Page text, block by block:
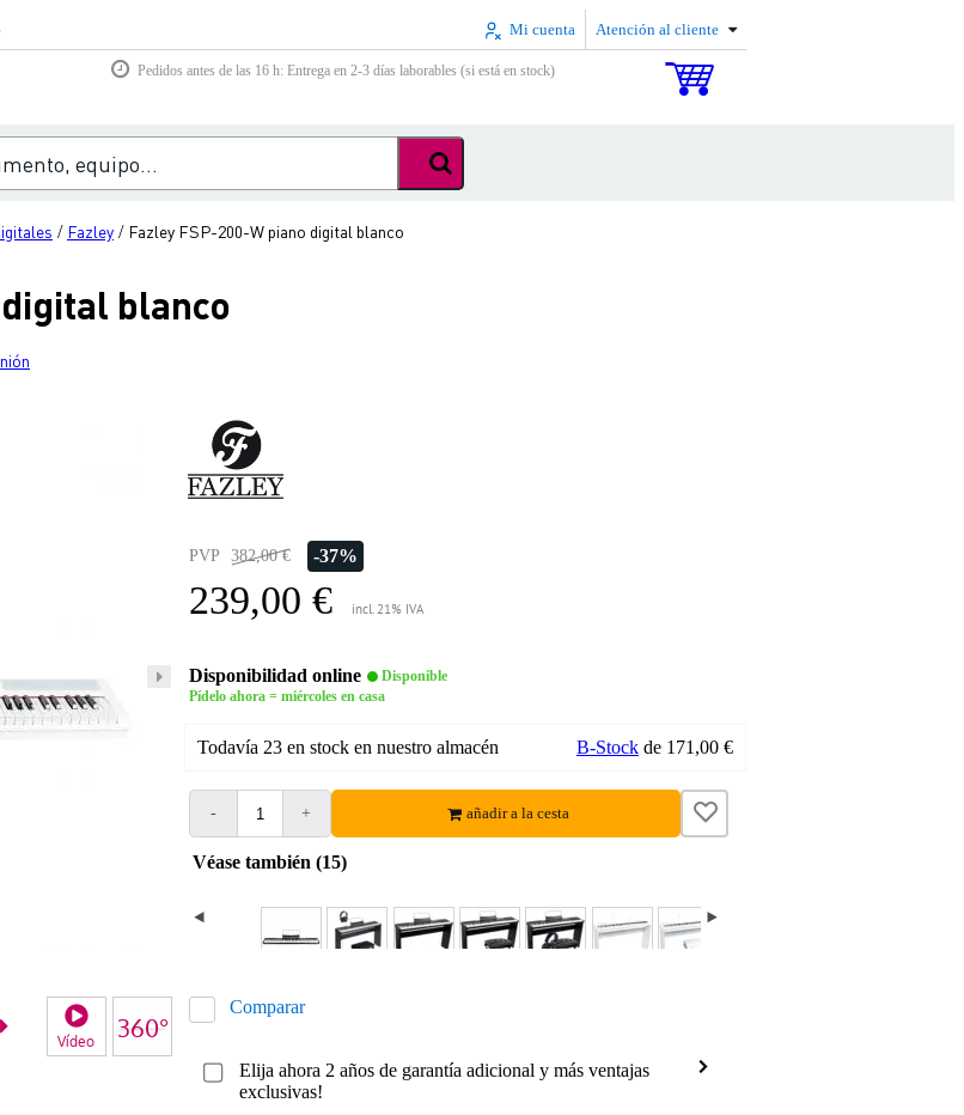
Mi cuenta Atención al cliente
Pedidos antes de las 16 h: Entrega en 2-3 días laborables (si está en stock)
/ Fazley / Fazley FSP-200-W piano digital blanco
blanco
Vídeo
PVP 382,00 € -37%
239,00 € incl. 21% IVA
Disponibilidad online
Disponible
Pídelo ahora = miércoles en casa
Todavía 23 en stock en nuestro almacén B-Stockde 171,00 €
- + añadir a la cesta
Véase también (15)
Comparar
Elija ahora 2 años de garantía adicional y más ventajas
exclusivas!